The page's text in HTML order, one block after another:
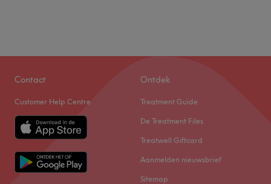
Contact
Customer Help Centre
Ontdek
Treatment Guide
De Treatment Files
Treatwell Giftcard
Aanmelden nieuwsbrief
Sitemap